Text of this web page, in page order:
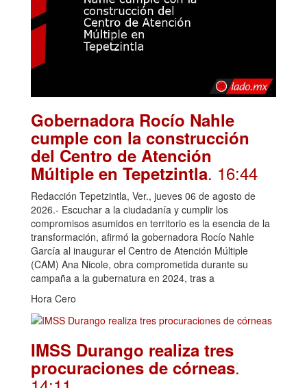
Gobernadora Rocío Nahle
cumple con la construcción
del Centro de Atención
Múltiple en Tepetzintla. 16:44
Redacción Tepetzintla, Ver., jueves 06 de agosto de
2026.- Escuchar a la ciudadanía y cumplir los
compromisos asumidos en territorio es la esencia de la
transformación, afirmó la gobernadora Rocío Nahle
García al inaugurar el Centro de Atención Múltiple
(CAM) Ana Nicole, obra comprometida durante su
campaña a la gubernatura en 2024, tras a
Hora Cero
IMSS Durango realiza tres
procuraciones de córneas.